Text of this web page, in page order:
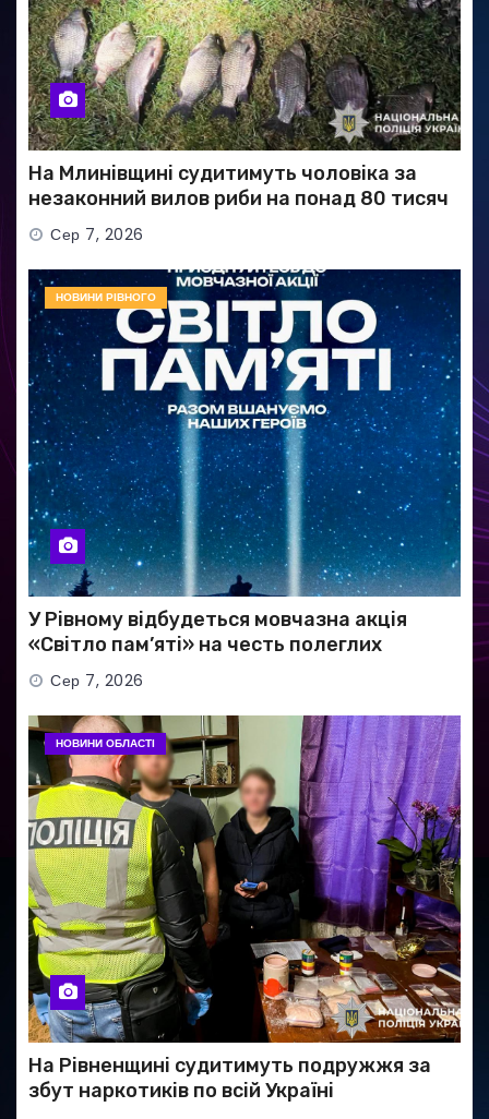
На Млинівщині судитимуть чоловіка за
незаконний вилов риби на понад 80 тисяч
гривень
Сер 7, 2026
НОВИНИ РІВНОГО
У Рівному відбудеться мовчазна акція
«Світло пам’яті» на честь полеглих
Захисників
Сер 7, 2026
НОВИНИ ОБЛАСТІ
На Рівненщині судитимуть подружжя за
збут наркотиків по всій Україні